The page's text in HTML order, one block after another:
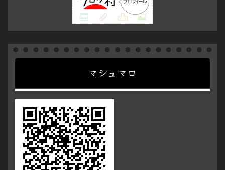
マシュマロ